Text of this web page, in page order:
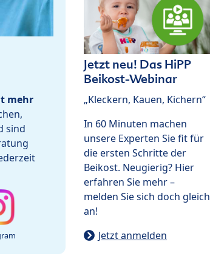
mehr
sind
Jetzt neu! Das HiPP
Beikost-Webinar
„Kleckern, Kauen, Kichern“
In 60 Minuten machen
unsere Experten Sie fit für
die ersten Schritte der
Beikost. Neugierig? Hier
erfahren Sie mehr –
melden Sie sich doch gleich
an!
Jetzt anmelden